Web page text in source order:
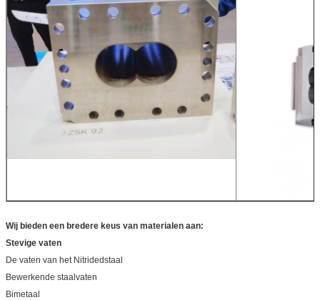
Wij bieden een bredere keus van materialen aan:
Stevige vaten
De vaten van het Nitridedstaal
Bewerkende staalvaten
Bimetaal